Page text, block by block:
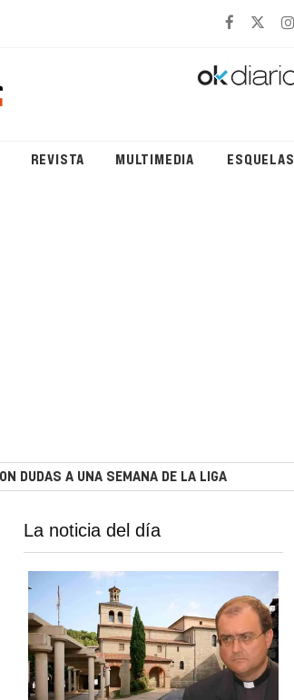
REVISTA MULTIMEDIA ESQUELAS
DUDAS A UNA SEMANA DE LA LIGA
La noticia del día